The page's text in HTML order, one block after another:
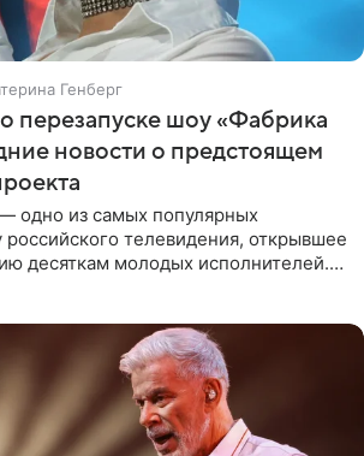
Генберг
перезапуске шоу «Фабрика
новости о предстоящем
одно из самых популярных
телевидения, открывшее
десяткам молодых исполнителей.